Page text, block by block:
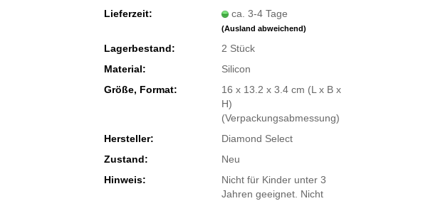
Lieferzeit:
ca. 3-4 Tage
(Ausland abweichend)
Lagerbestand: 2 Stück
Material:
Silicon
Größe, Format:
16 x 13.2 x 3.4 cm (L x B x
H)
(Verpackungsabmessung)
Hersteller:
Diamond Select
Zustand:
Neu
Hinweis:
Nicht für Kinder unter 3
Jahren geeignet. Nicht